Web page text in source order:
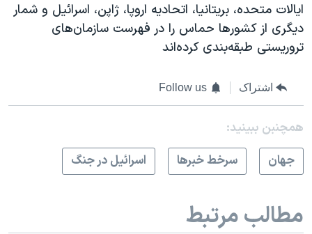
ایالات متحده، بریتانیا، اتحادیه اروپا، ژاپن، اسرائیل و شمار
دیگری از کشورها حماس را در فهرست سازمان‌های
تروریستی طبقه‌بندی کرده‌اند
اشتراک Follow us
همچنبن ببینید:
جهان
سرخط خبرها اسرائیل در جنگ
مطالب مرتبط